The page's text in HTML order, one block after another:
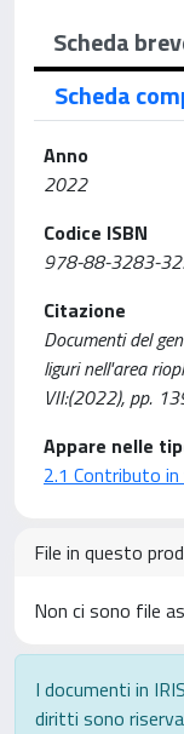
Scheda
Scheda
Anno
2022
Codice ISBN
978-88-3283-
Citazione
Documenti del
liguri nell'area
VII:(2022), pp.
Appare nelle
2.1 Contributo
File in questo
Non ci sono file
I documenti in
diritti sono